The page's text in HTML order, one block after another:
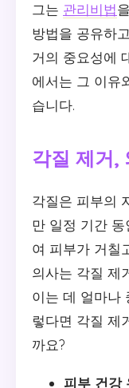
그는 관리비법
방법을 공유하
거의 중요성에
에서는 그 이유
습니다.
각질 제거,
각질은 피부의
만 일정 기간
여 피부가 거칠
의사는 각질 제
이는 데 얼마나
렇다면 각질 제
까요?
피부 건강